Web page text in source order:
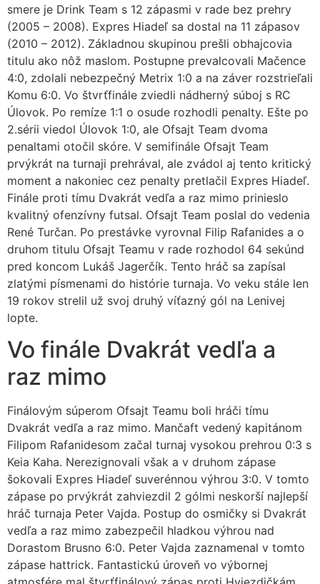
smere je Drink Team s 12 zápasmi v rade bez prehry
(2005 – 2008). Expres Hiadeľ sa dostal na 11 zápasov
(2010 – 2012). Základnou skupinou prešli obhajcovia
titulu ako nôž maslom. Postupne prevalcovali Mačence
4:0, zdolali nebezpečný Metrix 1:0 a na záver rozstrieľali
Komu 6:0. Vo štvrťfinále zviedli nádherný súboj s RC
Úlovok. Po remíze 1:1 o osude rozhodli penalty. Ešte po
2.sérii viedol Úlovok 1:0, ale Ofsajt Team dvoma
penaltami otočil skóre. V semifinále Ofsajt Team
prvýkrát na turnaji prehrával, ale zvádol aj tento kritický
moment a nakoniec cez penalty pretlačil Expres Hiadeľ.
Finále proti tímu Dvakrát vedľa a raz mimo prinieslo
kvalitný ofenzívny futsal. Ofsajt Team poslal do vedenia
René Turčan. Po prestávke vyrovnal Filip Rafanides a o
druhom titulu Ofsajt Teamu v rade rozhodol 64 sekúnd
pred koncom Lukáš Jagerčík. Tento hráč sa zapísal
zlatými písmenami do histórie turnaja. Vo veku stále len
19 rokov strelil už svoj druhý víťazný gól na Lenivej
lopte.
Vo finále Dvakrát vedľa a
raz mimo
Finálovým súperom Ofsajt Teamu boli hráči tímu
Dvakrát vedľa a raz mimo. Mančaft vedený kapitánom
Filipom Rafanidesom začal turnaj vysokou prehrou 0:3 s
Keia Kaha. Nerezignovali však a v druhom zápase
šokovali Expres Hiadeľ suverénnou výhrou 3:0. V tomto
zápase po prvýkrát zahviezdil 2 gólmi neskorší najlepší
hráč turnaja Peter Vajda. Postup do osmičky si Dvakrát
vedľa a raz mimo zabezpečil hladkou výhrou nad
Dorastom Brusno 6:0. Peter Vajda zaznamenal v tomto
zápase hattrick. Fantastickú úroveň vo výbornej